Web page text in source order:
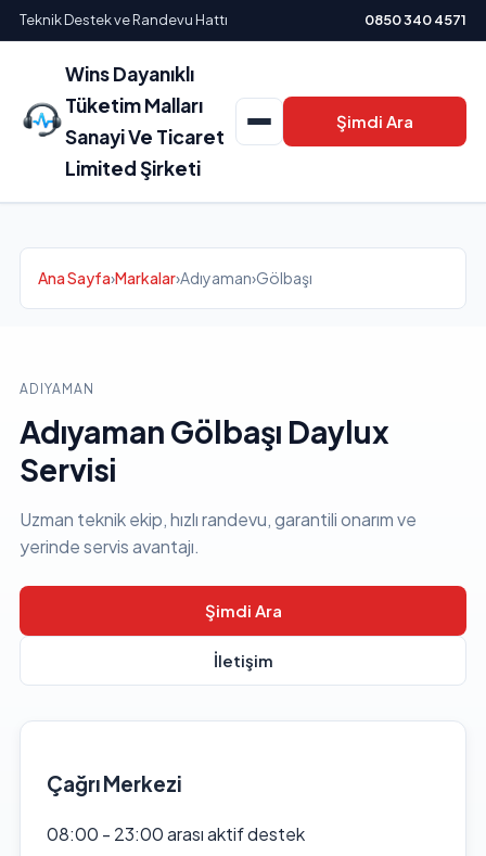
Teknik Destek ve Randevu Hattı 0850 340 4571
Wins Dayanıklı
Tüketim Malları
Sanayi Ve Ticaret
Limited Şirketi
Şimdi Ara
Ana Sayfa›Markalar›Adıyaman›Gölbaşı
ADIYAMAN
Adıyaman Gölbaşı Daylux
Servisi
Uzman teknik ekip, hızlı randevu, garantili onarım ve
yerinde servis avantajı.
Şimdi Ara
İletişim
Çağrı Merkezi
08:00 - 23:00 arası aktif destek